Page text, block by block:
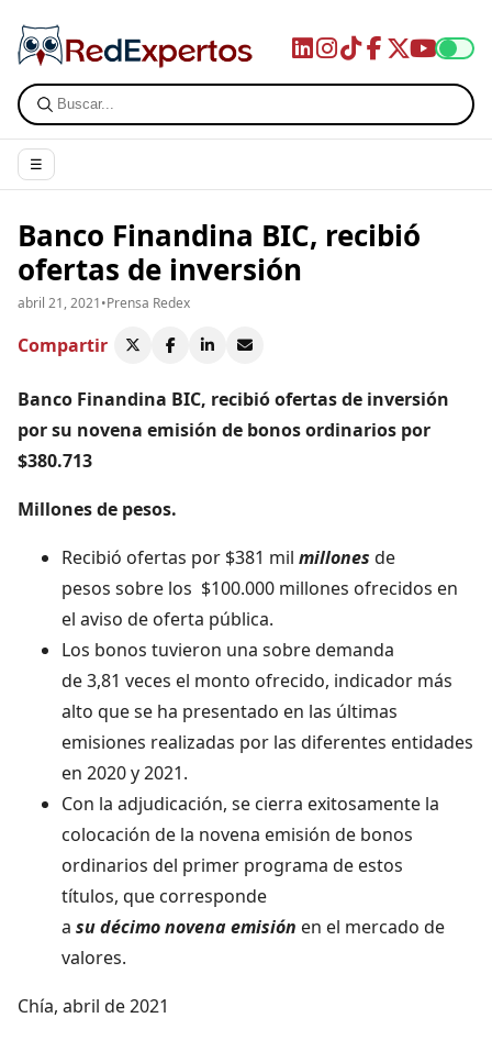
☰
Banco Finandina BIC, recibió
ofertas de inversión
abril 21, 2021•Prensa Redex
Compartir
Banco Finandina BIC, recibió ofertas de inversión
por su novena emisión de bonos ordinarios por
$380.713
Millones de pesos.
Recibió ofertas por $381 mil millones de
pesos sobre los $100.000 millones ofrecidos en
el aviso de oferta pública.
Los bonos tuvieron una sobre demanda
de 3,81 veces el monto ofrecido, indicador más
alto que se ha presentado en las últimas
emisiones realizadas por las diferentes entidades
en 2020 y 2021.
Con la adjudicación, se cierra exitosamente la
colocación de la novena emisión de bonos
ordinarios del primer programa de estos
títulos, que corresponde
a su décimo novena emisión en el mercado de
valores.
Chía, abril de 2021